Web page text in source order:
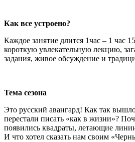
Как все устроено?
Каждое занятие длится 1час – 1 час
короткую увлекательную лекцию,
задания, живое обсуждение и
Тема сезона
Это русский авангард! Как так
перестали писать «как в жизни»?
появились квадраты, летающие
И что хотел сказать нам своим